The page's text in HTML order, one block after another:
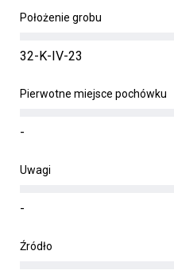
Położenie grobu
32-K-IV-23
Pierwotne miejsce pochówku
-
Uwagi
-
Źródło